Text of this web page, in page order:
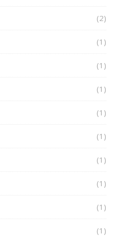
(2)
(1)
(1)
(1)
(1)
(1)
(1)
(1)
(1)
(1)